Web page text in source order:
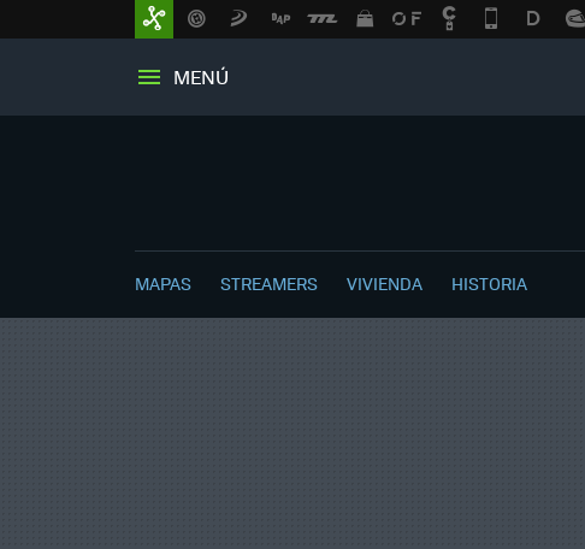
MENÚ
MAPAS STREAMERS VIVIENDA HISTORIA